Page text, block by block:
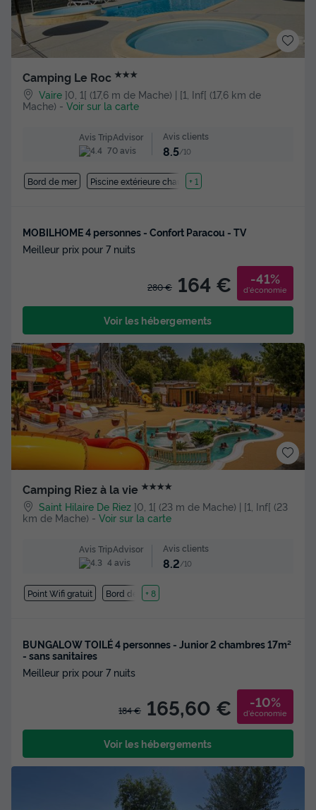
Camping Le Roc ★★★
Vaire ]0, 1[ (17,6 m de Mache) | [1, Inf[ (17,6 km de
Mache) - Voir sur la carte
Avis TripAdvisor
70 avis
Avis clients
8.5/10
Bord de mer Piscine extérieure chauffée
+ 1
MOBILHOME 4 personnes - Confort Paracou - TV
Meilleur prix pour 7 nuits
280 € 164 € -41%
d'économie
Voir les hébergements
Camping Riez à la vie ★★★★
Saint Hilaire De Riez ]0, 1[ (23 m de Mache) | [1, Inf[ (23
km de Mache) - Voir sur la carte
Avis TripAdvisor
4 avis
Avis clients
8.2 /10
Point Wifi gratuit Bord de mer
+ 8
BUNGALOW TOILÉ 4 personnes - Junior 2 chambres 17m²
- sans sanitaires
Meilleur prix pour 7 nuits
184 € 165,60 € -10%
d'économie
Voir les hébergements